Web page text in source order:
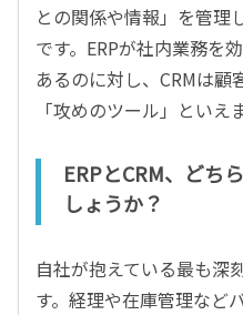
との関係や情報」を管理
です。ERPが社内業務を
あるのに対し、CRMは
「攻めのツール」といえ
ERPとCRM、どち
しょうか？
自社が抱えている最も深
す。経理や在庫管理など